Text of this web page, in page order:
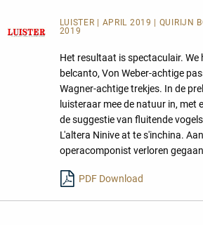
LUISTER | APRIL 2019 | QUIRIJN
2019
Het resultaat is spectaculair. We
belcanto, Von Weber-achtige
Wagner-achtige trekjes. In de
luisteraar mee de natuur in, met
de suggestie van fluitende
L'altera Ninive at te s'inchina.
operacomponist verloren
PDF Download